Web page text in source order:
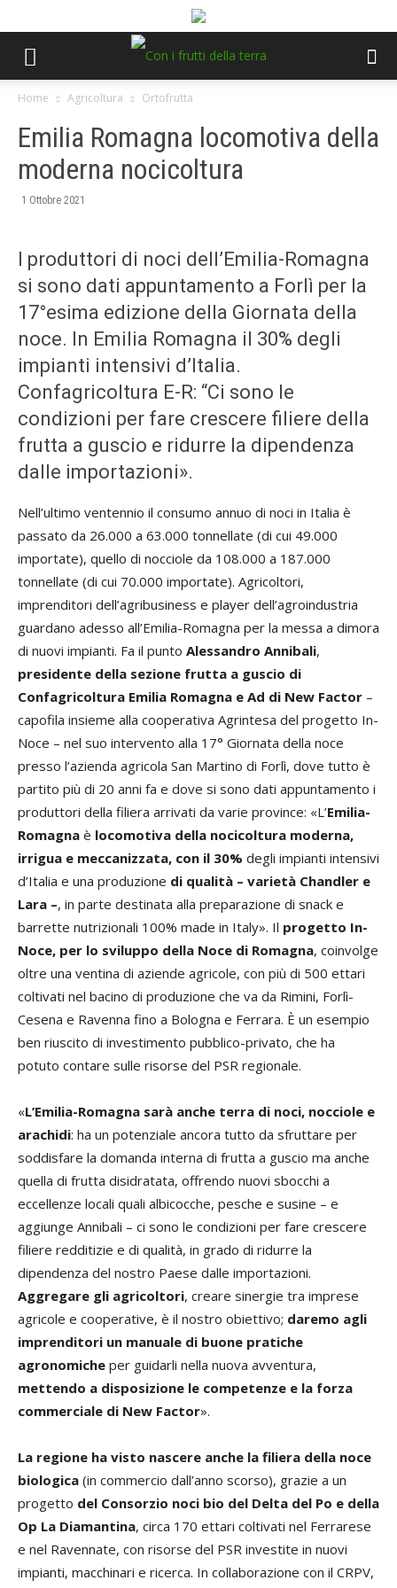
Home Agricoltura Ortofrutta
Emilia Romagna locomotiva della
moderna nocicoltura
1 Ottobre 2021
I produttori di noci dell’Emilia-Romagna
si sono dati appuntamento a Forlì per la
17°esima edizione della Giornata della
noce. In Emilia Romagna il 30% degli
impianti intensivi d’Italia.
Confagricoltura E-R: “Ci sono le
condizioni per fare crescere filiere della
frutta a guscio e ridurre la dipendenza
dalle importazioni».
Nell’ultimo ventennio il consumo annuo di noci in Italia è
passato da 26.000 a 63.000 tonnellate (di cui 49.000
importate), quello di nocciole da 108.000 a 187.000
tonnellate (di cui 70.000 importate). Agricoltori,
imprenditori dell’agribusiness e player dell’agroindustria
guardano adesso all’Emilia-Romagna per la messa a dimora
di nuovi impianti. Fa il punto Alessandro Annibali,
presidente della sezione frutta a guscio di
Confagricoltura Emilia Romagna e Ad di New Factor –
capofila insieme alla cooperativa Agrintesa del progetto In-
Noce – nel suo intervento alla 17° Giornata della noce
presso l’azienda agricola San Martino di Forlì, dove tutto è
partito più di 20 anni fa e dove si sono dati appuntamento i
produttori della filiera arrivati da varie province: «L’Emilia-
Romagna è locomotiva della nocicoltura moderna,
irrigua e meccanizzata, con il 30% degli impianti intensivi
d’Italia e una produzione di qualità – varietà Chandler e
Lara –, in parte destinata alla preparazione di snack e
barrette nutrizionali 100% made in Italy». Il progetto In-
Noce, per lo sviluppo della Noce di Romagna, coinvolge
oltre una ventina di aziende agricole, con più di 500 ettari
coltivati nel bacino di produzione che va da Rimini, Forlì-
Cesena e Ravenna fino a Bologna e Ferrara. È un esempio
ben riuscito di investimento pubblico-privato, che ha
potuto contare sulle risorse del PSR regionale.
«L’Emilia-Romagna sarà anche terra di noci, nocciole e
arachidi: ha un potenziale ancora tutto da sfruttare per
soddisfare la domanda interna di frutta a guscio ma anche
quella di frutta disidratata, offrendo nuovi sbocchi a
eccellenze locali quali albicocche, pesche e susine – e
aggiunge Annibali – ci sono le condizioni per fare crescere
filiere redditizie e di qualità, in grado di ridurre la
dipendenza del nostro Paese dalle importazioni.
Aggregare gli agricoltori, creare sinergie tra imprese
agricole e cooperative, è il nostro obiettivo; daremo agli
imprenditori un manuale di buone pratiche
agronomiche per guidarli nella nuova avventura,
mettendo a disposizione le competenze e la forza
commerciale di New Factor».
La regione ha visto nascere anche la filiera della noce
biologica (in commercio dall’anno scorso), grazie a un
progetto del Consorzio noci bio del Delta del Po e della
Op La Diamantina, circa 170 ettari coltivati nel Ferrarese
e nel Ravennate, con risorse del PSR investite in nuovi
impianti, macchinari e ricerca. In collaborazione con il CRPV,